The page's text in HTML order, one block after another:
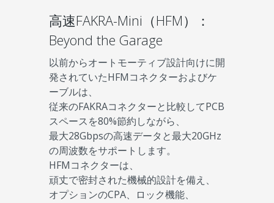
高速FAKRA-Mini（HFM）：
Beyond the Garage
以前からオートモーティブ設計向けに開
発されていたHFMコネクターおよびケ
ーブルは、
従来のFAKRAコネクターと比較してPCB
スペースを80%節約しながら、
最大28Gbpsの高速データと最大20GHz
の周波数をサポートします。
HFMコネクターは、
頑丈で密封された機械的設計を備え、
オプションのCPA、ロック機能、